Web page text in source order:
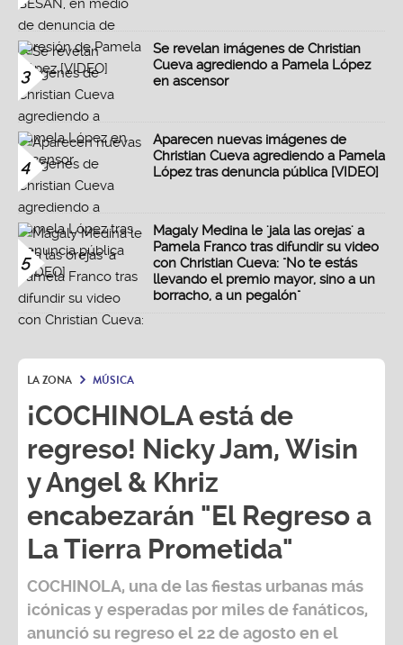
3
Se revelan imágenes de Christian
Cueva agrediendo a Pamela López
en ascensor
4
Aparecen nuevas imágenes de
Christian Cueva agrediendo a Pamela
López tras denuncia pública [VIDEO]
5
Magaly Medina le 'jala las orejas' a
Pamela Franco tras difundir su video
con Christian Cueva: "No te estás
llevando el premio mayor, sino a un
borracho, a un pegalón"
LA ZONA MÚSICA
¡COCHINOLA está de
regreso! Nicky Jam, Wisin
y Angel & Khriz
encabezarán "El Regreso a
La Tierra Prometida"
COCHINOLA, una de las fiestas urbanas más
icónicas y esperadas por miles de fanáticos,
anunció su regreso el 22 de agosto en el